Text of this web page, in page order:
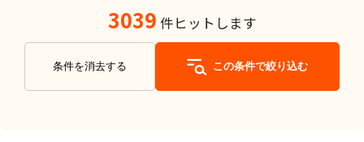
3039 件ヒットします
条件を消去する この条件で絞り込む